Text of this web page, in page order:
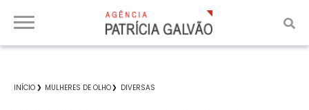
INÍCIO MULHERES DE OLHO DIVERSAS